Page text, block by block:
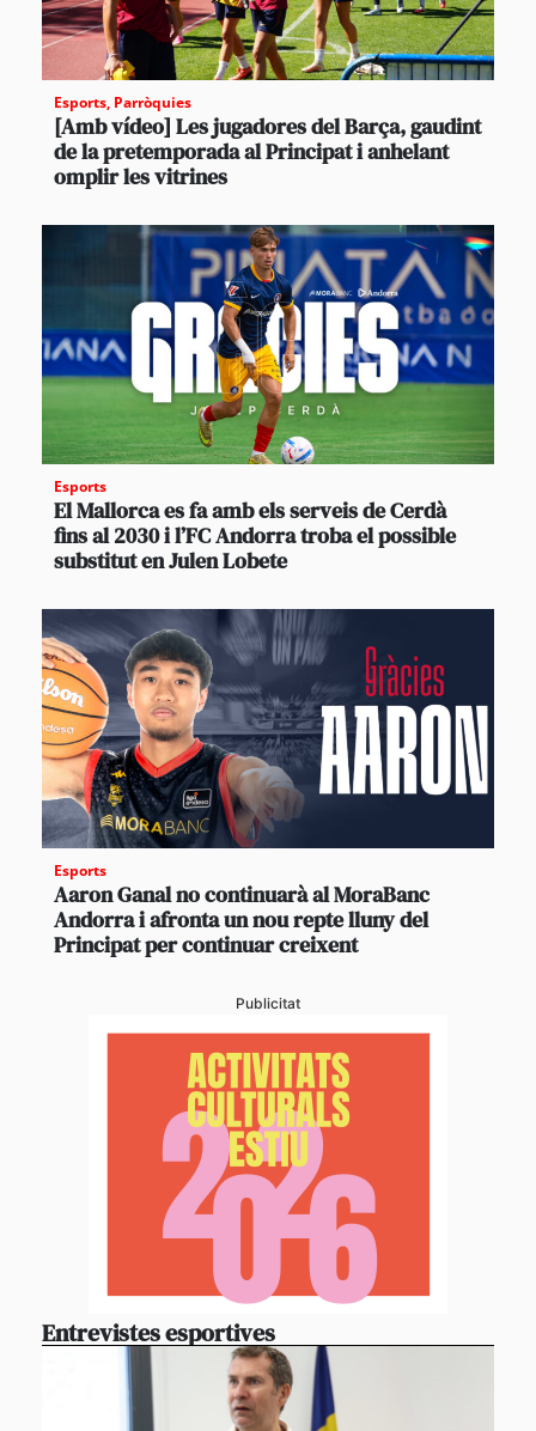
Esports, Parròquies
[Amb vídeo] Les jugadores del Barça, gaudint
de la pretemporada al Principat i anhelant
omplir les vitrines
Esports
El Mallorca es fa amb els serveis de Cerdà
fins al 2030 i l’FC Andorra troba el possible
substitut en Julen Lobete
Esports
Aaron Ganal no continuarà al MoraBanc
Andorra i afronta un nou repte lluny del
Principat per continuar creixent
Publicitat
Entrevistes esportives